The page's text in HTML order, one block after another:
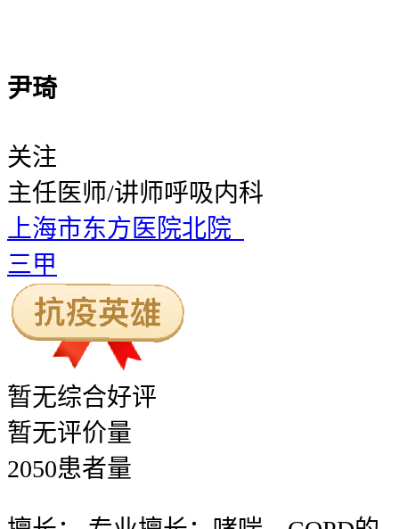
尹琦
关注
主任医师/讲师呼吸内科
上海市东方医院北院
三甲
暂无综合好评
暂无评价量
2050患者量